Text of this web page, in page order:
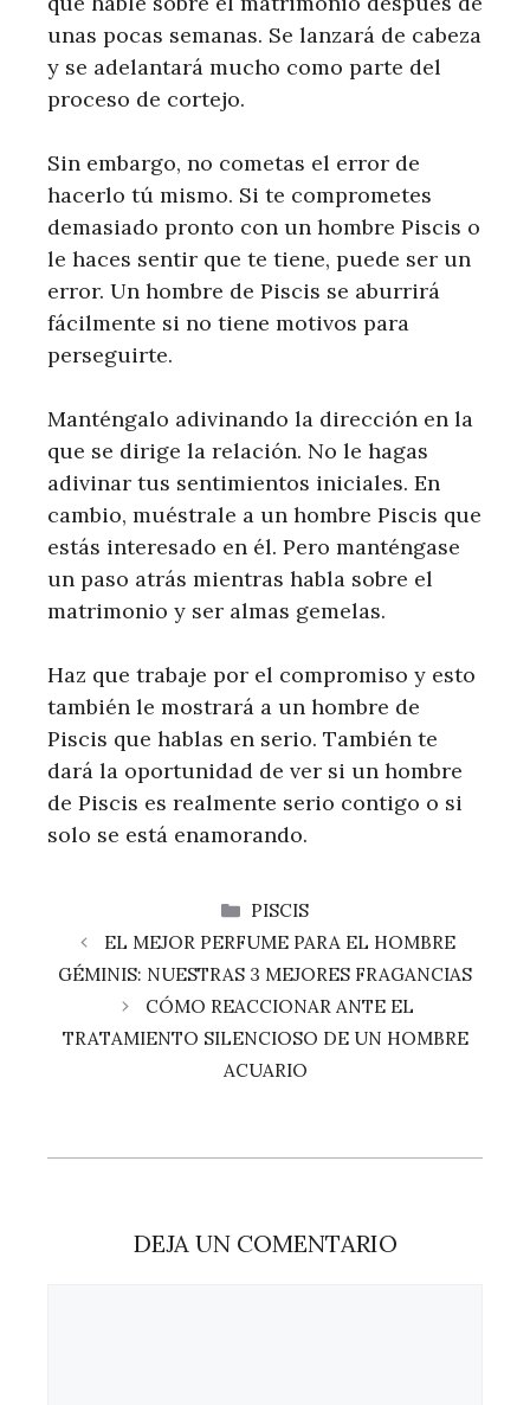
unas pocas semanas. Se lanzará de cabeza
y se adelantará mucho como parte del
proceso de cortejo.
Sin embargo, no cometas el error de
hacerlo tú mismo. Si te comprometes
demasiado pronto con un hombre Piscis o
le haces sentir que te tiene, puede ser un
error. Un hombre de Piscis se aburrirá
fácilmente si no tiene motivos para
perseguirte.
Manténgalo adivinando la dirección en la
que se dirige la relación. No le hagas
adivinar tus sentimientos iniciales. En
cambio, muéstrale a un hombre Piscis que
estás interesado en él. Pero manténgase
un paso atrás mientras habla sobre el
matrimonio y ser almas gemelas.
Haz que trabaje por el compromiso y esto
también le mostrará a un hombre de
Piscis que hablas en serio. También te
dará la oportunidad de ver si un hombre
de Piscis es realmente serio contigo o si
solo se está enamorando.
CATEGORÍAS
PISCIS
EL MEJOR PERFUME PARA EL HOMBRE
GÉMINIS: NUESTRAS 3 MEJORES FRAGANCIAS
CÓMO REACCIONAR ANTE EL
TRATAMIENTO SILENCIOSO DE UN HOMBRE
ACUARIO
DEJA UN COMENTARIO